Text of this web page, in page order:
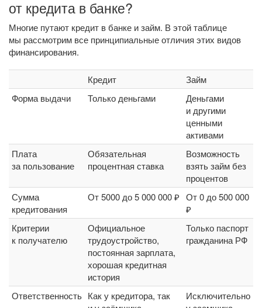
от кредита в банке?
Многие путают кредит в банке и займ. В этой таблице
мы рассмотрим все принципиальные отличия этих видов
финансирования.
Кредит
Займ
Форма выдачи
Только деньгами
Деньгами
и другими
ценными
активами
Плата
за пользование
Обязательная
процентная ставка
Возможность
взять займ без
процентов
Сумма
кредитования
От 5000 до 5 000 000 ₽ От 0 до 500 000
₽
Критерии
к получателю
Официальное
трудоустройство,
постоянная зарплата,
хорошая кредитная
история
Только паспорт
гражданина РФ
Ответственность Как у кредитора, так
Исключительно